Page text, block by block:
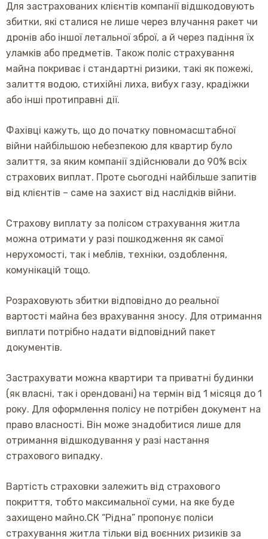
Для застрахованих клієнтів компанії відшкодовують
збитки, які сталися не лише через влучання ракет чи
дронів або іншої летальної зброї, а й через падіння їх
уламків або предметів. Також поліс страхування
майна покриває і стандартні ризики, такі як пожежі,
залиття водою, стихійні лиха, вибух газу, крадіжки
або інші протиправні дії.
Фахівці кажуть, що до початку повномасштабної
війни найбільшою небезпекою для квартир було
залиття, за яким компанії здійснювали до 90% всіх
страхових виплат. Проте сьогодні найбільше запитів
від клієнтів – саме на захист від наслідків війни.
Страхову виплату за полісом страхування житла
можна отримати у разі пошкодження як самої
нерухомості, так і меблів, техніки, оздоблення,
комунікацій тощо.
Розраховують збитки відповідно до реальної
вартості майна без врахування зносу. Для отримання
виплати потрібно надати відповідний пакет
документів.
Застрахувати можна квартири та приватні будинки
(як власні, так і орендовані) на термін від 1 місяця до 1
року. Для оформлення полісу не потрібен документ на
право власності. Він може знадобитися лише для
отримання відшкодування у разі настання
страхового випадку.
Вартість страховки залежить від страхового
покриття, тобто максимальної суми, на яке буде
захищено майно.СК “Рідна” пропонує поліси
страхування житла тільки від воєнних ризиків за